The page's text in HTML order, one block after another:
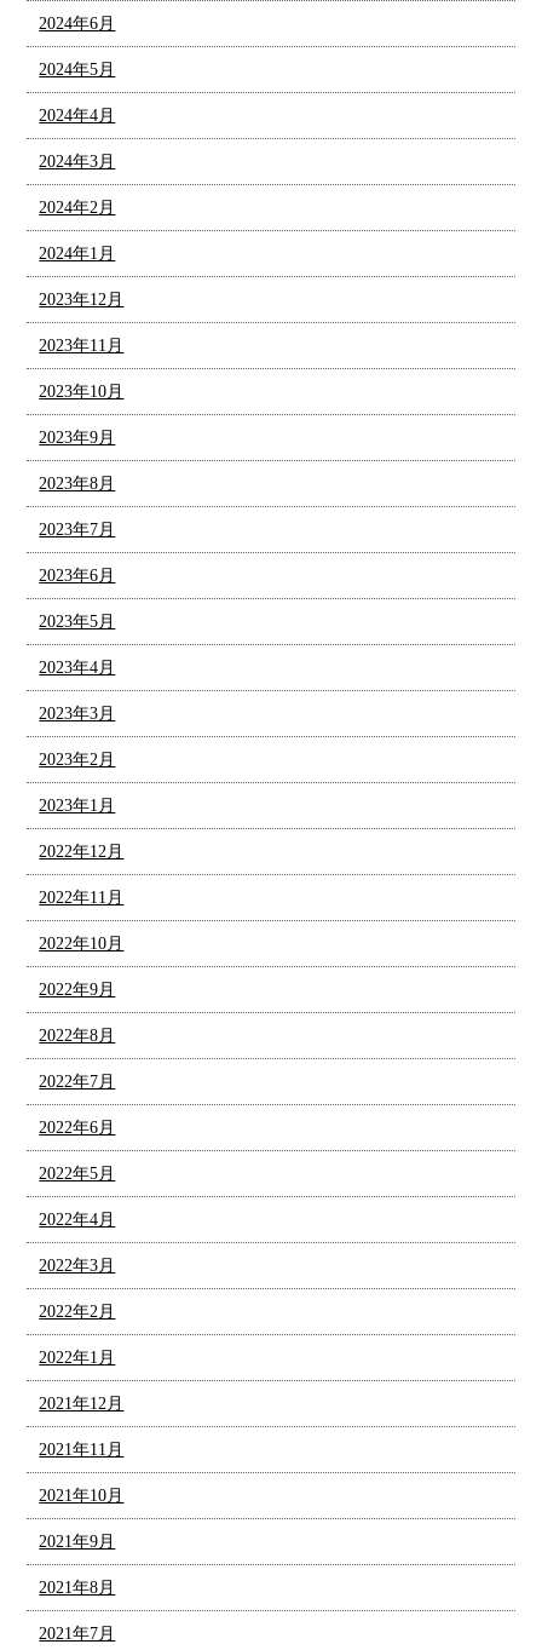
2024年6月
2024年5月
2024年4月
2024年3月
2024年2月
2024年1月
2023年12月
2023年11月
2023年10月
2023年9月
2023年8月
2023年7月
2023年6月
2023年5月
2023年4月
2023年3月
2023年2月
2023年1月
2022年12月
2022年11月
2022年10月
2022年9月
2022年8月
2022年7月
2022年6月
2022年5月
2022年4月
2022年3月
2022年2月
2022年1月
2021年12月
2021年11月
2021年10月
2021年9月
2021年8月
2021年7月